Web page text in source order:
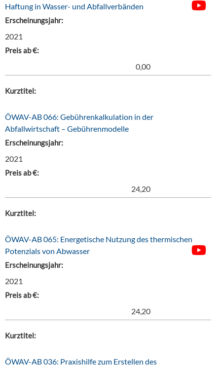
Haftung in Wasser- und Abfallverbänden
Erscheinungsjahr:
2021
Preis ab €:
0,00
Kurztitel:
ÖWAV-AB 066: Gebührenkalkulation in der
Abfallwirtschaft – Gebührenmodelle
Erscheinungsjahr:
2021
Preis ab €:
24,20
Kurztitel:
ÖWAV-AB 065: Energetische Nutzung des thermischen
Potenzials von Abwasser
Erscheinungsjahr:
2021
Preis ab €:
24,20
Kurztitel:
ÖWAV-AB 036: Praxishilfe zum Erstellen des